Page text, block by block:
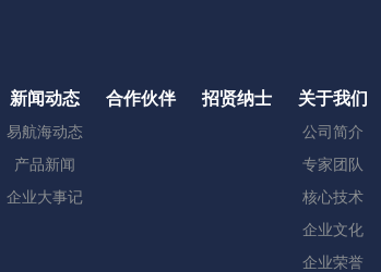
新闻动态
易航海动态
产品新闻
企业大事记
合作伙伴 招贤纳士 关于我们
公司简介
专家团队
核心技术
企业文化
企业荣誉